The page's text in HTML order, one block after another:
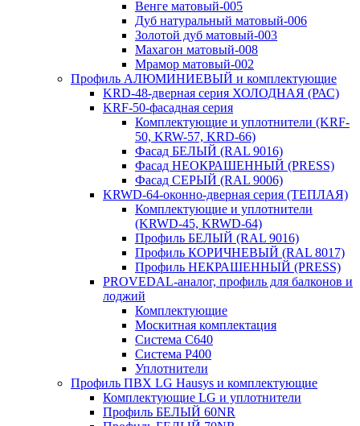
Венге матовый-005
Дуб натуральный матовый-006
Золотой дуб матовый-003
Махагон матовый-008
Мрамор матовый-002
Профиль АЛЮМИНИЕВЫЙ и комплектующие
KRD-48-дверная серия ХОЛОДНАЯ (РАС)
KRF-50-фасадная серия
Комплектующие и уплотнители (KRF-
50, KRW-57, KRD-66)
Фасад БЕЛЫЙ (RAL 9016)
Фасад НЕОКРАШЕННЫЙ (PRESS)
Фасад СЕРЫЙ (RAL 9006)
KRWD-64-оконно-дверная серия (ТЕПЛАЯ)
Комплектующие и уплотнители
(KRWD-45, KRWD-64)
Профиль БЕЛЫЙ (RAL 9016)
Профиль КОРИЧНЕВЫЙ (RAL 8017)
Профиль НЕКРАШЕННЫЙ (PRESS)
PROVEDAL-аналог, профиль для балконов и
лоджий
Комплектующие
Москитная комплектация
Система C640
Система P400
Уплотнители
Профиль ПВХ LG Hausys и комплектующие
Комплектующие LG и уплотнители
Профиль БЕЛЫЙ 60NR